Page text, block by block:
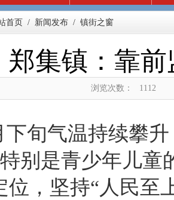
首页 / 新闻发布 / 镇街之窗
郑集镇：靠
浏览次数： 1112
下旬气温持续攀
别是青少年儿童
位，坚持“人民至